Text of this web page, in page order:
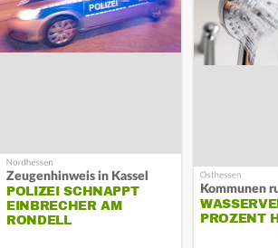
Zeugenhinweis in Kassel
POLIZEI SCHNAPPT
EINBRECHER AM
RONDELL
PROZENT